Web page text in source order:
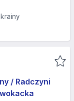
/ Radczyni